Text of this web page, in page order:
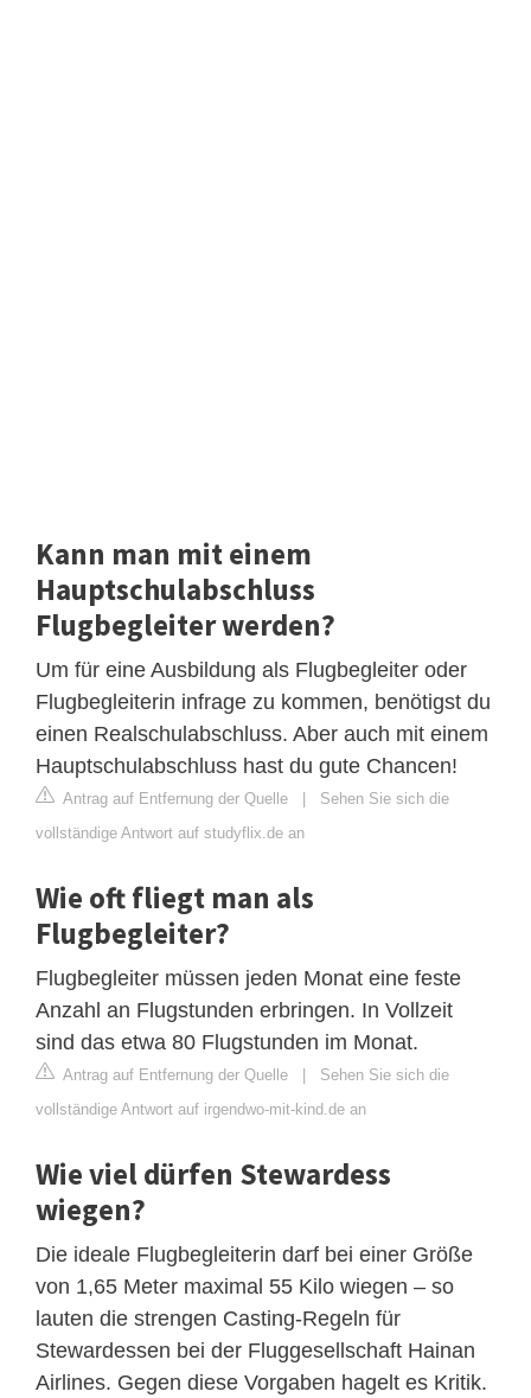
Kann man mit einem
Hauptschulabschluss
Flugbegleiter werden?
Um für eine Ausbildung als Flugbegleiter oder
Flugbegleiterin infrage zu kommen, benötigst du
einen Realschulabschluss. Aber auch mit einem
Hauptschulabschluss hast du gute Chancen!
Antrag auf Entfernung der Quelle | Sehen Sie sich die
vollständige Antwort auf studyflix.de an
Wie oft fliegt man als
Flugbegleiter?
Flugbegleiter müssen jeden Monat eine feste
Anzahl an Flugstunden erbringen. In Vollzeit
sind das etwa 80 Flugstunden im Monat.
Antrag auf Entfernung der Quelle | Sehen Sie sich die
vollständige Antwort auf irgendwo-mit-kind.de an
Wie viel dürfen Stewardess
wiegen?
Die ideale Flugbegleiterin darf bei einer Größe
von 1,65 Meter maximal 55 Kilo wiegen – so
lauten die strengen Casting-Regeln für
Stewardessen bei der Fluggesellschaft Hainan
Airlines. Gegen diese Vorgaben hagelt es Kritik.